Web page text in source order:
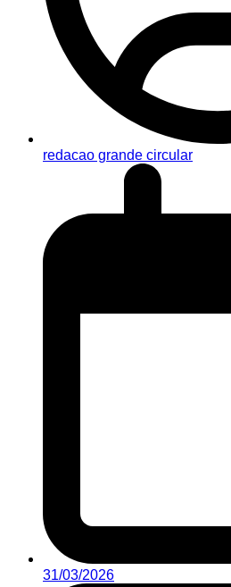
redacao grande circular
31/03/2026